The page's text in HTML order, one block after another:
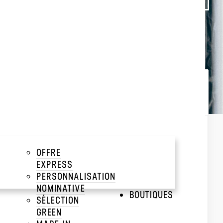
OFFRE
EXPRESS
PERSONNALISATION
NOMINATIVE
SÉLECTION
GREEN
BOUTIQUES
PU FINNMARK2
Delta Plus